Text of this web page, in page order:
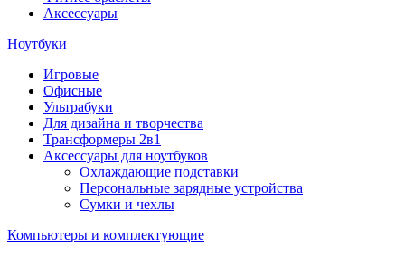
Аксессуары
Ноутбуки
Игровые
Офисные
Ультрабуки
Для дизайна и творчества
Трансформеры 2в1
Аксессуары для ноутбуков
Охлаждающие подставки
Персональные зарядные устройства
Сумки и чехлы
Компьютеры и комплектующие